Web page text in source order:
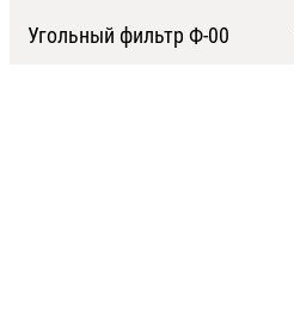
Угольный фильтр Ф-00